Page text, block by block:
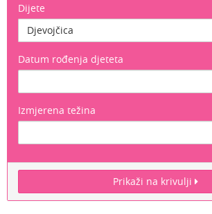
Dijete
Djevojčica
Datum rođenja djeteta
Izmjerena težina
Prikaži na krivulji